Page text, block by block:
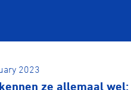
2023
ze allemaal